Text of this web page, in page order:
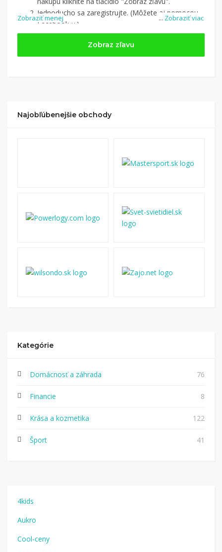
... Zobraziť viac
Jednoducho sa zaregistrujte. (Môžete aj pomocou
Facebook-u.)
Jednoducho sinájdite obchod, pomocou služby
(v ponuke je cca 1 500 obchodov).
Kliknite na tlačidlo „Nakupovať“.(Následne
nákupu, si tieto peniaze môžete dať hneď vyplatiť
Zobraziť menej
Zobraz zľavu
Najobľúbenejšie obchody
Kategórie
Domácnosť a záhrada 76
Financie 8
Krása a kozmetika 122
Šport 41
4kids
Aukro
Cool-ceny